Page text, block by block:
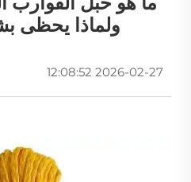
ولماذا يحظى
2026-02-27 12:08:52